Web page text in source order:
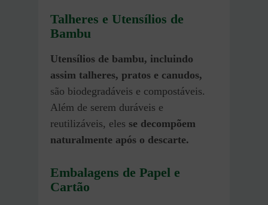
Talheres e Utensílios de
Bambu
Utensílios de bambu, incluindo
assim talheres, pratos e canudos,
são biodegradáveis e compostáveis.
Além de serem duráveis e
reutilizáveis, eles se decompõem
naturalmente após o descarte.
Embalagens de Papel e
Cartão